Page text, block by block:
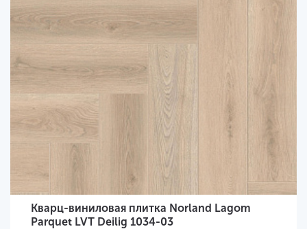
Кварц-виниловая плитка Norland Lagom
Parquet LVT Deilig 1034-03